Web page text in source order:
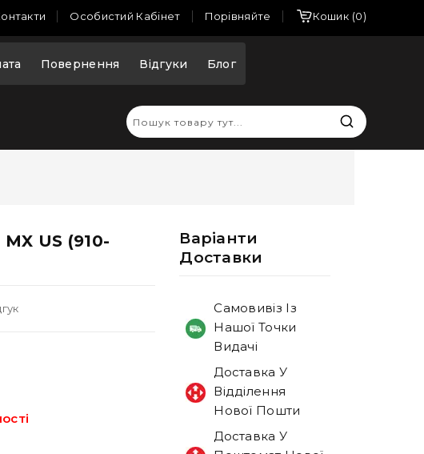
Особистий Кабінет Порівняйте Кошик 0
Повернення Відгуки Блог
US (910-
Варiанти
Доставки
Самовивіз Із
Нашої Точки
Видачі
Доставка У
Відділення
Нової Пошти
Доставка У